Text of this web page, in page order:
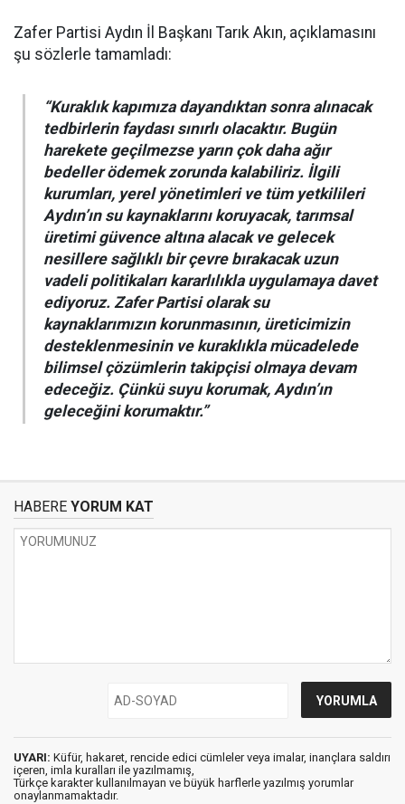
Zafer Partisi Aydın İl Başkanı Tarık Akın, açıklamasını
şu sözlerle tamamladı:
“Kuraklık kapımıza dayandıktan sonra alınacak
tedbirlerin faydası sınırlı olacaktır. Bugün
harekete geçilmezse yarın çok daha ağır
bedeller ödemek zorunda kalabiliriz. İlgili
kurumları, yerel yönetimleri ve tüm yetkilileri
Aydın’ın su kaynaklarını koruyacak, tarımsal
üretimi güvence altına alacak ve gelecek
nesillere sağlıklı bir çevre bırakacak uzun
vadeli politikaları kararlılıkla uygulamaya davet
ediyoruz. Zafer Partisi olarak su
kaynaklarımızın korunmasının, üreticimizin
desteklenmesinin ve kuraklıkla mücadelede
bilimsel çözümlerin takipçisi olmaya devam
edeceğiz. Çünkü suyu korumak, Aydın’ın
geleceğini korumaktır.”
HABERE YORUM KAT
UYARI: Küfür, hakaret, rencide edici cümleler veya imalar, inançlara saldırı
içeren, imla kuralları ile yazılmamış,
Türkçe karakter kullanılmayan ve büyük harflerle yazılmış yorumlar
onaylanmamaktadır.